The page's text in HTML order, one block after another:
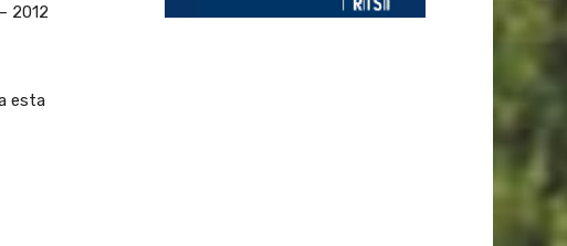
2012
esta